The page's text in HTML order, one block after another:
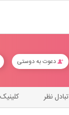
دعوت به دوستی
کلینیک تبادل نظر